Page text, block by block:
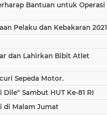
Bantuan untuk Operasi
Pelaku dan Kebakaran 2021
dan Lahirkan Bibit Atlet
Sepeda Motor.
Sambut HUT Ke-81 RI
di Malam Jumat